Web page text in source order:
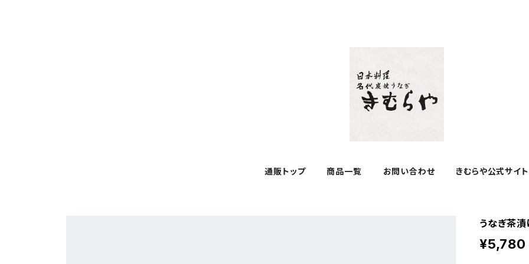
通販トップ 商品一覧 お問い合わせ きむらや公式サイト
うなぎ茶漬
¥5,780